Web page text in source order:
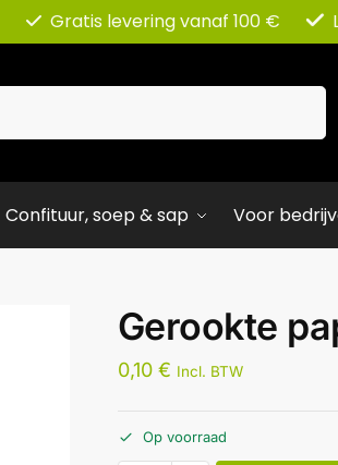
Gratis levering vanaf 100 €
Confituur, soep & sap Voor
Gerookte
0,10 € Incl. BTW
Op voorraad